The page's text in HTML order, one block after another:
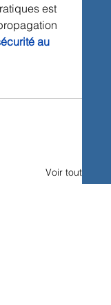
est
au
Voir tout